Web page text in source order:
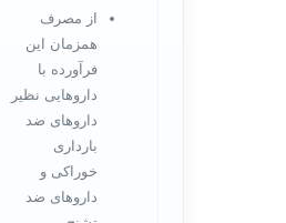
از مصرف
همزمان این
فرآورده با
داروهایی نظیر
داروهای ضد
بارداری
خوراکی و
داروهای ضد